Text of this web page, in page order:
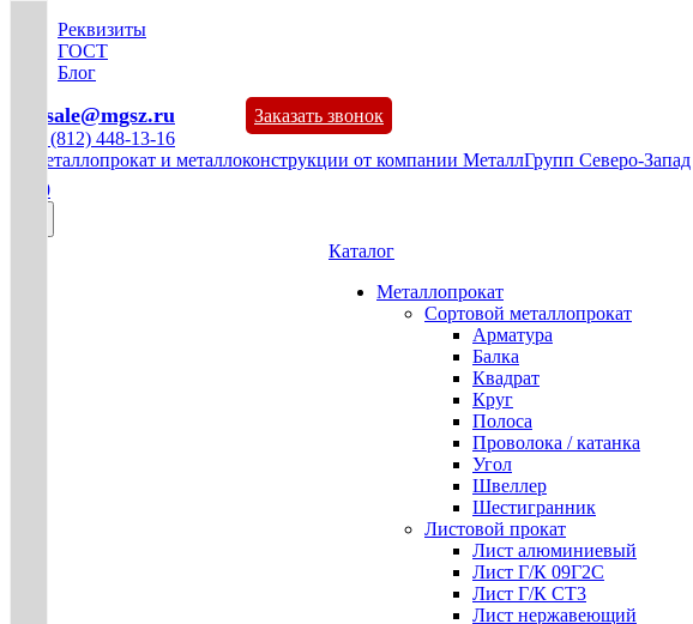
Реквизиты
ГОСТ
Блог
mg-sale@mgsz.ru
Заказать звонок
+7 (812) 448-13-16
0
Каталог
Металлопрокат
Сортовой металлопрокат
Арматура
Балка
Квадрат
Круг
Полоса
Проволока / катанка
Угол
Швеллер
Шестигранник
Листовой прокат
Лист алюминиевый
Лист Г/К 09Г2С
Лист Г/К СТ3
Лист нержавеющий